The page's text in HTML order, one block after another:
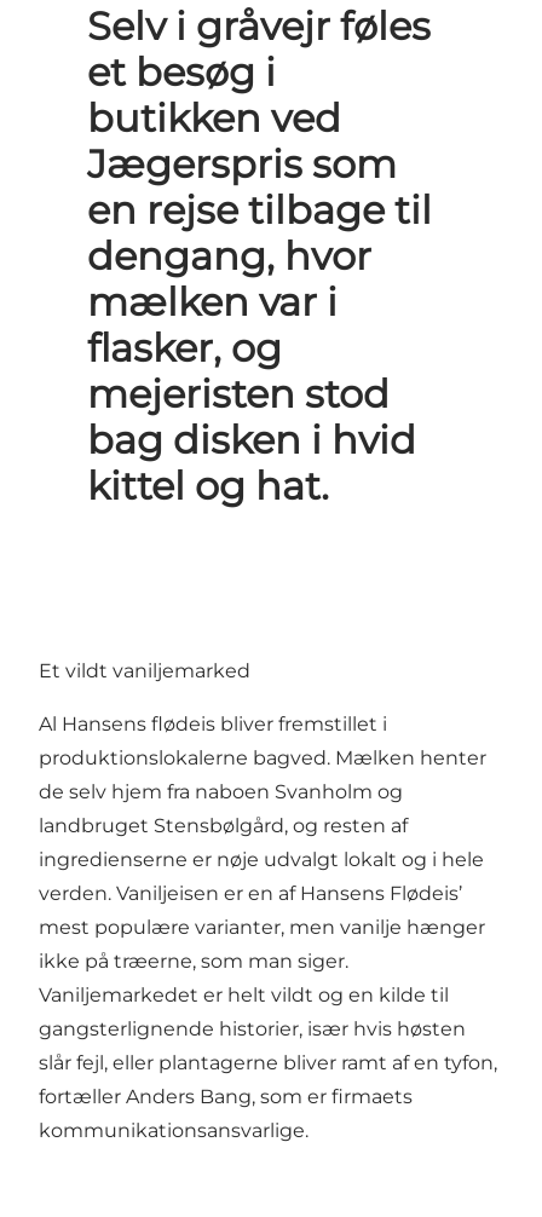
Selv i gråvejr føles
et besøg i
butikken ved
Jægerspris som
en rejse tilbage til
dengang, hvor
mælken var i
flasker, og
mejeristen stod
bag disken i hvid
kittel og hat.
Et vildt vaniljemarked
Al Hansens flødeis bliver fremstillet i
produktionslokalerne bagved. Mælken henter
de selv hjem fra naboen Svanholm og
landbruget Stensbølgård, og resten af
ingredienserne er nøje udvalgt lokalt og i hele
verden. Vaniljeisen er en af Hansens Flødeis’
mest populære varianter, men vanilje hænger
ikke på træerne, som man siger.
Vaniljemarkedet er helt vildt og en kilde til
gangsterlignende historier, især hvis høsten
slår fejl, eller plantagerne bliver ramt af en tyfon,
fortæller Anders Bang, som er firmaets
kommunikationsansvarlige.